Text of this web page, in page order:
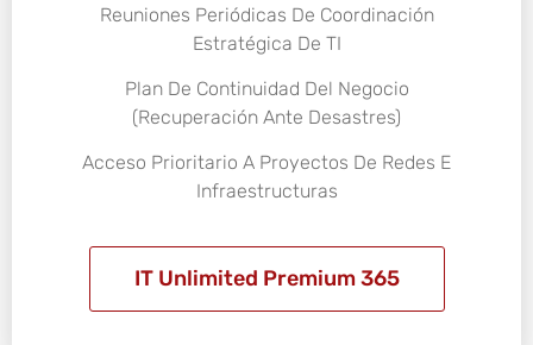
Reuniones Periódicas De Coordinación
Estratégica De TI
Plan De Continuidad Del Negocio
(Recuperación Ante Desastres)
Acceso Prioritario A Proyectos De Redes E
Infraestructuras
IT Unlimited Premium 365